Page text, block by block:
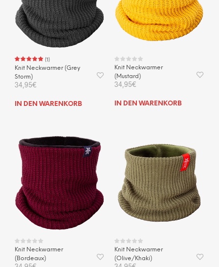
(1)
Knit Neckwarmer (Grey
Storm)
34,95€
IN DEN WARENKORB
Knit Neckwarmer
(Mustard)
34,95€
IN DEN WARENKORB
Knit Neckwarmer
(Bordeaux)
Knit Neckwarmer
(Olive/Khaki)